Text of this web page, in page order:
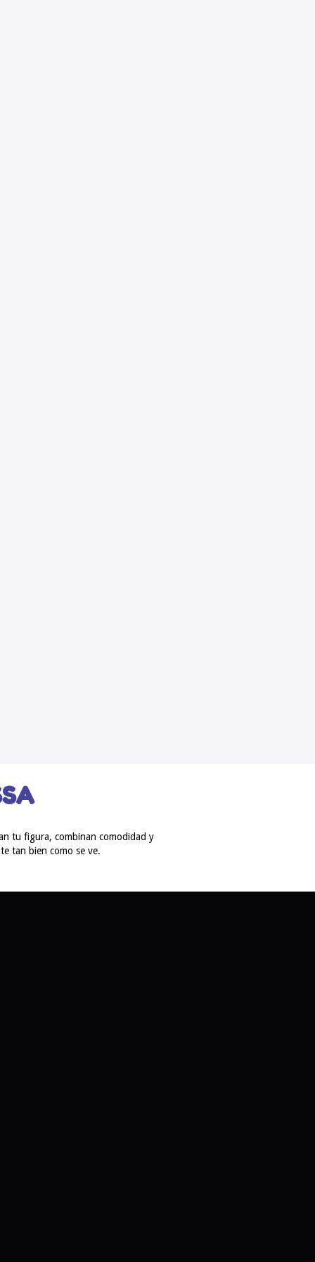
tu figura, combinan comodidad y
tan bien como se ve.